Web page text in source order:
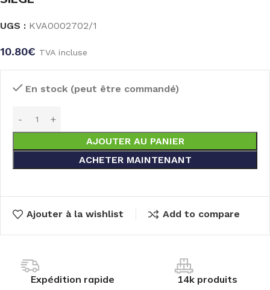
UGS : KVA0002702/1
10.80€ TVA incluse
En stock (peut être commandé)
AJOUTER AU PANIER
ACHETER MAINTENANT
Ajouter à la wishlist Add to compare
Expédition rapide 14k produits